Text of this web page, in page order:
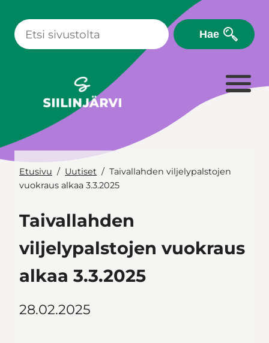
sisältöön
Hae
Etusivu Uutiset
Taivallahden viljelypalstojen
vuokraus alkaa 3.3.2025
Taivallahden
viljelypalstojen vuokraus
alkaa 3.3.2025
28.02.2025